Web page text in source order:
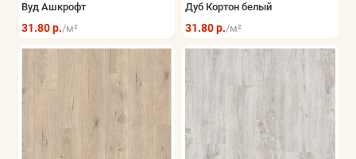
Вуд Ашкрофт
31.80 р./м²
Дуб Кортон белый
31.80 р./м²